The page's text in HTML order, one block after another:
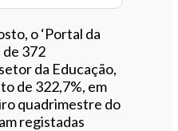
o ‘Portal da
de 372
da Educação,
de 322,7%, em
quadrimestre do
registadas